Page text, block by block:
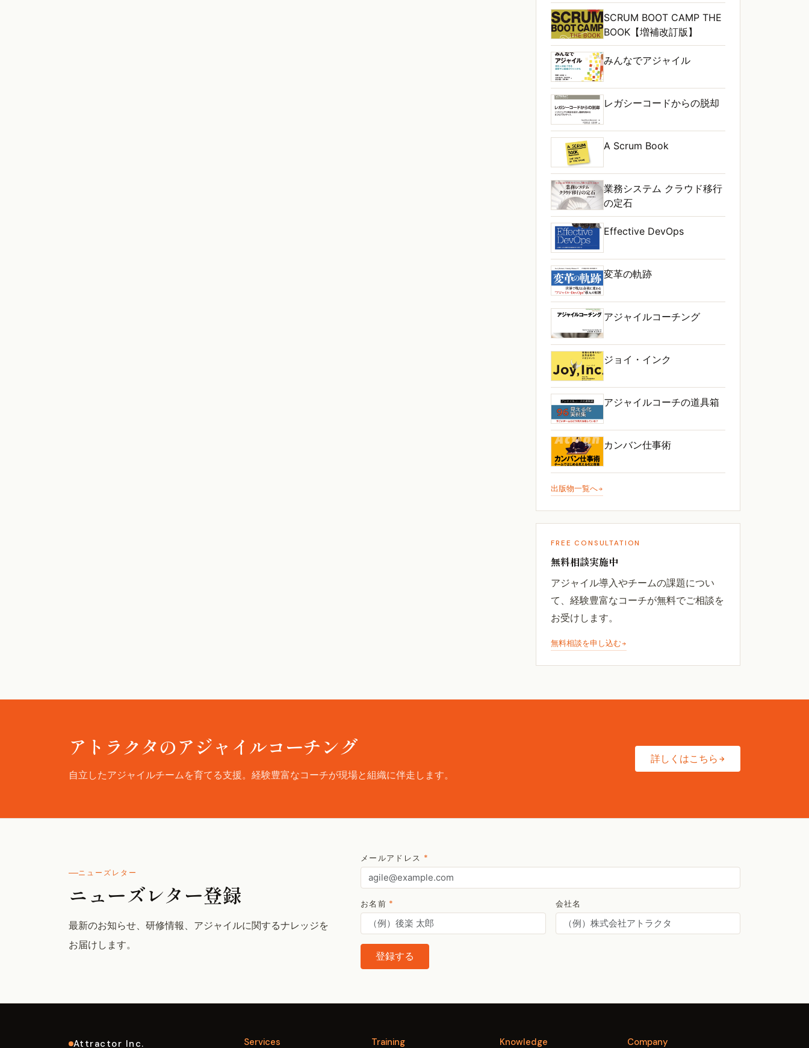
SCRUM BOOT CAMP THE
BOOK【増補改訂版】
みんなでアジャイル
レガシーコードからの脱却
A Scrum Book
業務システム クラウド移行
の定石
Effective DevOps
変革の軌跡
アジャイルコーチング
ジョイ・インク
アジャイルコーチの道具箱
カンバン仕事術
出版物一覧へ
FREE CONSULTATION
無料相談実施中
アジャイル導入やチームの課題につい
て、経験豊富なコーチが無料でご相談を
お受けします。
無料相談を申し込む
アトラクタのアジャイルコーチング
自立したアジャイルチームを育てる支援。経験豊富なコーチが現場と組織に伴走します。
詳しくはこちら
ニューズレター
ニューズレター登録
最新のお知らせ、研修情報、アジャイルに関するナレッジを
お届けします。
メールアドレス *
お名前 * 会社名
登録する
Attractor Inc. Services Training Knowledge Company